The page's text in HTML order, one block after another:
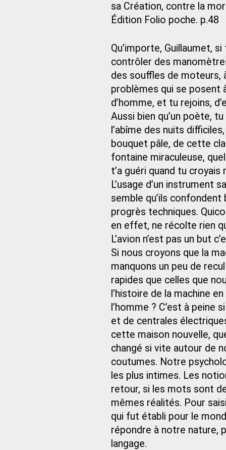
sa Création, contre la
Édition Folio poche. p.48
Qu’importe, Guillaumet,
contrôler des
des souffles de moteurs,
problèmes qui se posent
d’homme, et tu rejoins,
Aussi bien qu’un poète,
l’abîme des nuits
bouquet pâle, de cette
fontaine miraculeuse,
t’a guéri quand tu croyais
L’usage d’un instrument
semble qu’ils
progrès techniques.
en effet, ne récolte rien
L’avion n’est pas un but
Si nous croyons que la
manquons un peu de
rapides que celles que
l’histoire de la machine
l’homme ? C’est à peine
et de centrales
cette maison nouvelle,
changé si vite autour de
coutumes. Notre
les plus intimes. Les
retour, si les mots sont
mêmes réalités. Pour
qui fut établi pour le
répondre à notre nature,
langage.